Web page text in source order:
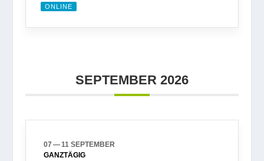
ONLINE
SEP­TEM­BER 2026
07 — 11 SEPTEMBER
GANZ­TÄ­GIG